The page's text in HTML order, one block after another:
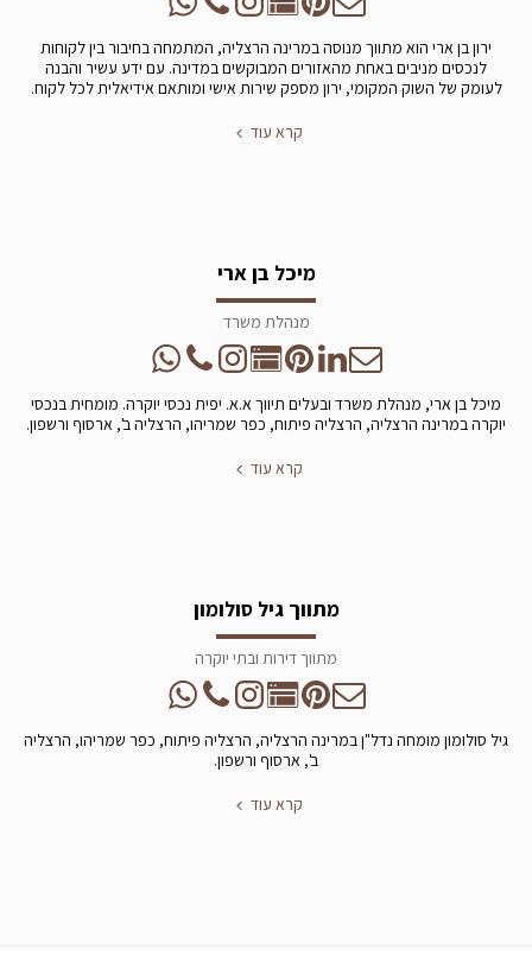
ירון בן ארי הוא מתווך מנוסה במרינה הרצליה, המתמחה בחיבור בין לקוחות
לנכסים מניבים באחת מהאזורים המבוקשים במדינה. עם ידע עשיר והבנה
לעומק של השוק המקומי, ירון מספק שירות אישי ומותאם אידיאלית לכל לקוח.
קרא עוד
מיכל בן ארי
מנהלת משרד
מיכל בן ארי, מנהלת משרד ובעלים תיווך א.א. יפית נכסי יוקרה. מומחית בנכסי
יוקרה במרינה הרצליה, הרצליה פיתוח, כפר שמריהו, הרצליה ב', ארסוף ורשפון.
קרא עוד
מתווך גיל סולומון
מתווך דירות ובתי יוקרה
גיל סולומון מומחה נדל"ן במרינה הרצליה, הרצליה פיתוח, כפר שמריהו, הרצליה
ב', ארסוף ורשפון.
קרא עוד